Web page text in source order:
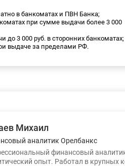
в банкоматах и ПВН Банка;
при сумме выдачи более 3 000
до 3 000 руб. в сторонних банкоматах;
выдаче за пределами РФ.
Михаил
аналитик Орелбанкс
финансовый
опыт. Работал в крупных